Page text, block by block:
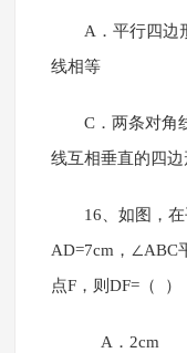
A．平行四边
线相等
C．两条对角
线互相垂直的四
16、如图，
AD=7cm，∠ABC
点F，则DF=（ ）
A．